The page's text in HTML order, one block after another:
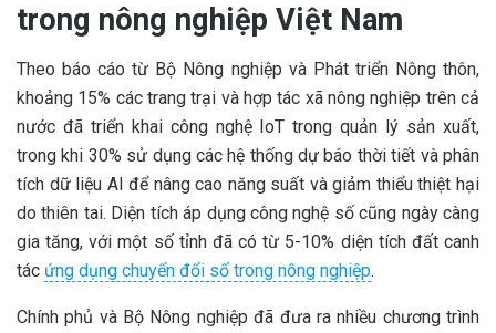
trong nông nghiệp Việt Nam
Theo báo cáo từ Bộ Nông nghiệp và Phát triển Nông thôn,
khoảng 15% các trang trại và hợp tác xã nông nghiệp trên cả
nước đã triển khai công nghệ IoT trong quản lý sản xuất,
trong khi 30% sử dụng các hệ thống dự báo thời tiết và phân
tích dữ liệu AI để nâng cao năng suất và giảm thiểu thiệt hại
do thiên tai. Diện tích áp dụng công nghệ số cũng ngày càng
gia tăng, với một số tỉnh đã có từ 5-10% diện tích đất canh
tác ứng dụng chuyển đổi số trong nông nghiệp.
Chính phủ và Bộ Nông nghiệp đã đưa ra nhiều chương trình